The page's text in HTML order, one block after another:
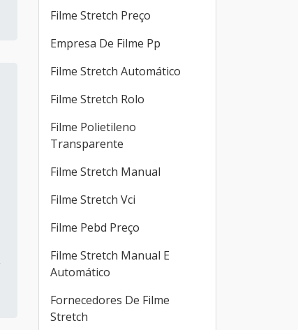
Filme Stretch Preço
Empresa De Filme Pp
Filme Stretch Automático
Filme Stretch Rolo
Filme Polietileno
Transparente
Filme Stretch Manual
Filme Stretch Vci
Filme Pebd Preço
Filme Stretch Manual E
Automático
Fornecedores De Filme
Stretch